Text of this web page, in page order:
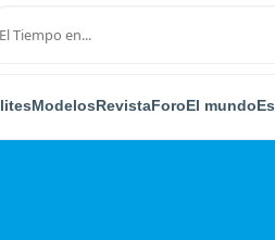
ModelosRevistaForoEl mundo